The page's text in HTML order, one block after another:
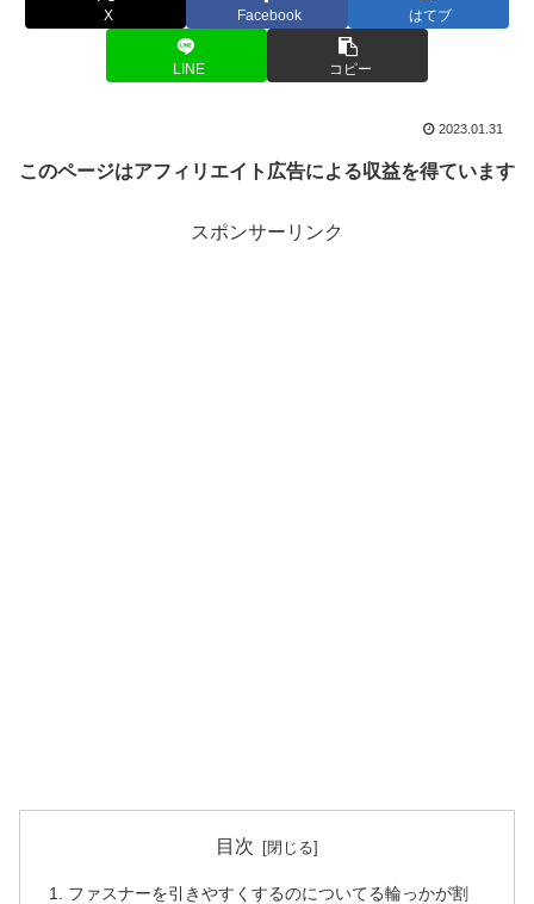
X Facebook はてブ
LINE コピー
2023.01.31
このページはアフィリエイト広告による収益を得ています
スポンサーリンク
目次
ファスナーを引きやすくするのについてる輪っかが割